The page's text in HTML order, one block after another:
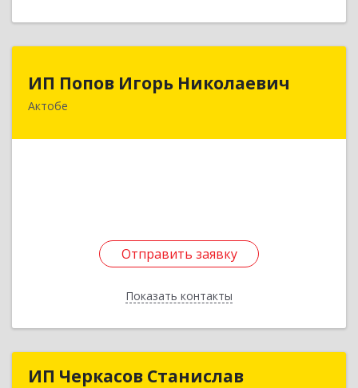
ИП Попов Игорь Николаевич
Актобе
Отправить заявку
Показать контакты
КАЗАХСТАН , 030019, г Актобе, ул.Тургенева,
Отправить заявку
Назад
ИП Черкасов Станислав
ИП Черкасов Станислав